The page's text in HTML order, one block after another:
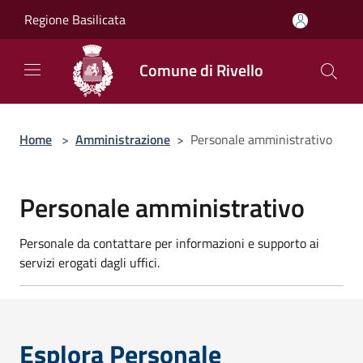
Regione Basilicata
Comune di Rivello
Home > Amministrazione > Personale amministrativo
Personale amministrativo
Personale da contattare per informazioni e supporto ai
servizi erogati dagli uffici.
Esplora Personale